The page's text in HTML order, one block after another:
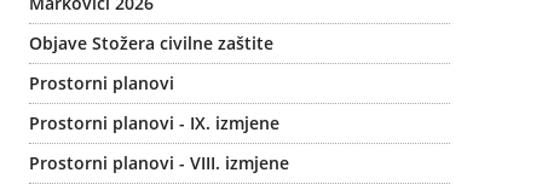
Objave Stožera civilne zaštite
Prostorni planovi
Prostorni planovi - IX. izmjene
Prostorni planovi - VIII. izmjene